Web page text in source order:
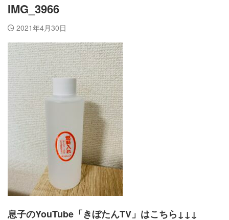
IMG_3966
2021年4月30日
息子のYouTube「きぼたんTV」はこちら↓↓↓